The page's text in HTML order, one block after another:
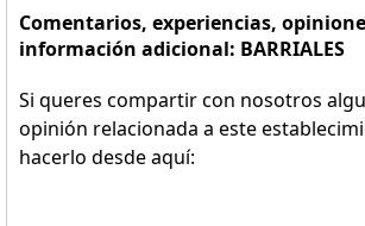
Comentarios, experiencias,
información adicional: BARRIALES
Si queres compartir con nosotros
opinión relacionada a este
hacerlo desde aquí: